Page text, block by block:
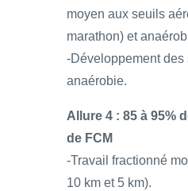
moyen aux seuils
marathon) et
-Développement
anaérobie.
Allure 4 : 85 à 95%
de FCM
-Travail fractionné
10 km et 5 km).